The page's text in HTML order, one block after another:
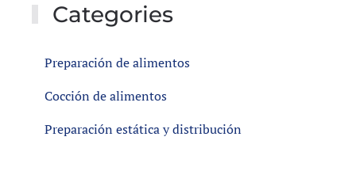
Categories
Preparación de alimentos
Cocción de alimentos
Preparación estática y distribución